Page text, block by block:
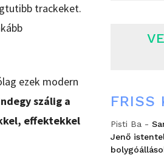
trackeket.
ezek modern
szálig a
effektekkel
FRISS
Pisti Ba -
Jenő